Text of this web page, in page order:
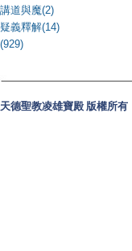
講道與魔(2)
疑義釋解(14)
(929)
天德聖教凌雄寶殿 版權所有